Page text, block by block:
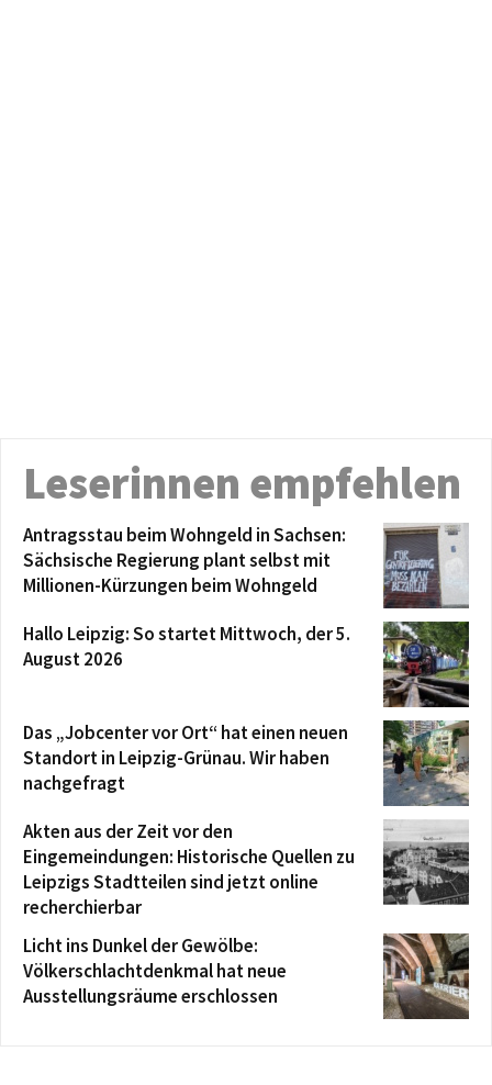
Leserinnen empfehlen
Antragsstau beim Wohngeld in Sachsen:
Sächsische Regierung plant selbst mit
Millionen-Kürzungen beim Wohngeld
Hallo Leipzig: So startet Mittwoch, der 5.
August 2026
Das „Jobcenter vor Ort“ hat einen neuen
Standort in Leipzig-Grünau. Wir haben
nachgefragt
Akten aus der Zeit vor den
Eingemeindungen: Historische Quellen zu
Leipzigs Stadtteilen sind jetzt online
recherchierbar
Licht ins Dunkel der Gewölbe:
Völkerschlachtdenkmal hat neue
Ausstellungsräume erschlossen